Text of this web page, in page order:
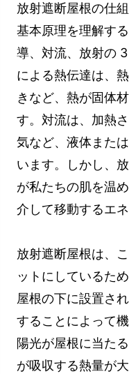
放射遮断屋根の仕
基本原理を理解す
導、対流、放射の
による熱伝達は、
きなど、熱が固体
す。対流は、加熱
気など、液体また
います。しかし、
が私たちの肌を温
介して移動するエ
放射遮断屋根は、
ットにしているた
屋根の下に設置さ
することによって
陽光が屋根に当た
が吸収する熱量が